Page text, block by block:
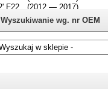
Wyszukiwanie wg. nr OEM